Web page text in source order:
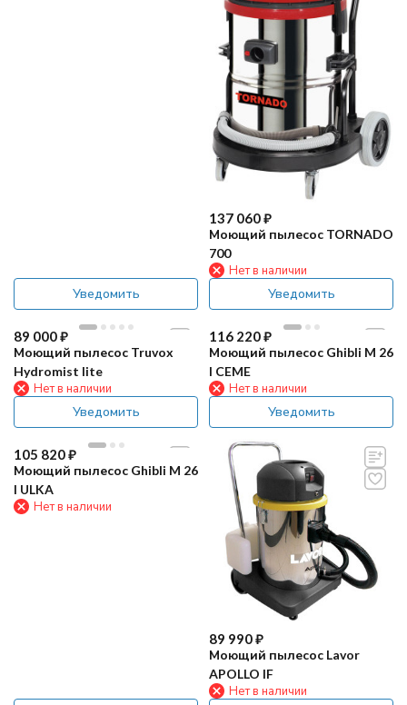
Уведомить
137 060₽
Моющий пылесос TORNADO
700
Нет в наличии
Уведомить
89 000₽
Моющий пылесос Truvox
Hydromist lite
Нет в наличии
Уведомить
116 220₽
Моющий пылесос Ghibli M 26
I CEME
Нет в наличии
Уведомить
105 820₽
Моющий пылесос Ghibli M 26
I ULKA
Нет в наличии
89 990₽
Моющий пылесос Lavor
APOLLO IF
Нет в наличии